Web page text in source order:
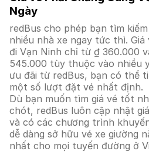
Ngày
redBus cho phép bạn tìm
nhiều nhà xe ngay tức thì.
đi Vạn Ninh chỉ từ ₫ 360.000
545.000 tùy thuộc vào nhiều
ưu đãi từ redBus, bạn có thể
một số lượt đặt vé nhất định.
Dù bạn muốn tìm giá vé tốt
chót, redBus luôn cập nhật
và có các chương trình
dễ dàng sở hữu vé xe giường
nhất cho mọi tuyến đường ở